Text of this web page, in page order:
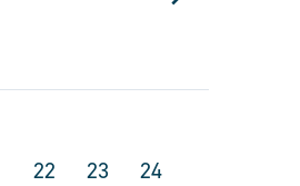
22 23
24